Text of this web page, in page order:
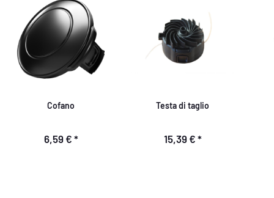
Cofano
6,59 € *
Testa di taglio
15,39 € *